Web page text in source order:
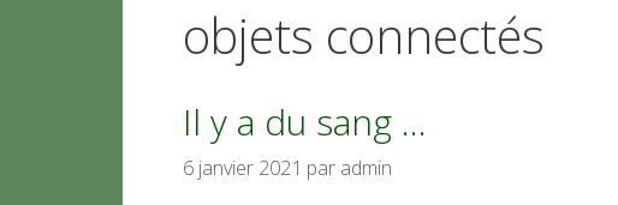
objets connectés
Il y a du sang …
6 janvier 2021 par admin